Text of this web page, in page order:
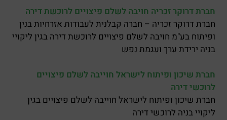
חברת דרוקר זכריה חויבה לשלם פיצויים לרוכשת דירה
חברת דרוקר זכריה – חברה קבלנית לעבודות אזרחיות בנין
ופיתוח בע"מ חויבה לשלם פיצויים לרוכשת דירה בגין ליקויי
בניה ירידת ערך ועגמת נפש
חברת שיכון ופיתוח לישראל חוייבה לשלם פיצויים
לרוכשי דירה
חברת שיכון ופיתוח לישראל חוייבה לשלם פיצויים בגין
ליקויי בניה לרוכשי דירה